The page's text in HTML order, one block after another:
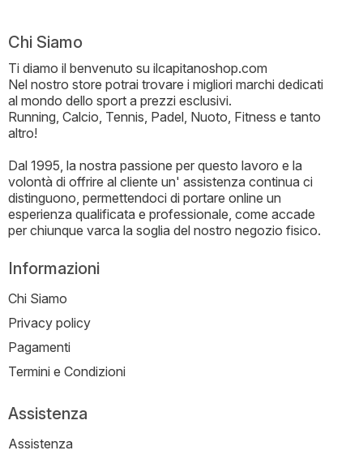
Chi Siamo
Ti diamo il benvenuto su ilcapitanoshop.com
Nel nostro store potrai trovare i migliori marchi dedicati
al mondo dello sport a prezzi esclusivi.
Running, Calcio, Tennis, Padel, Nuoto, Fitness e tanto
altro!
Dal 1995, la nostra passione per questo lavoro e la
volontà di offrire al cliente un' assistenza continua ci
distinguono, permettendoci di portare online un
esperienza qualificata e professionale, come accade
per chiunque varca la soglia del nostro negozio fisico.
Informazioni
Chi Siamo
Privacy policy
Pagamenti
Termini e Condizioni
Assistenza
Assistenza